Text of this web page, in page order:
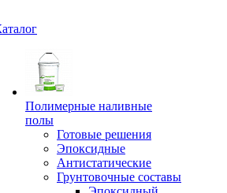
Полимерные наливные
полы
Готовые решения
Эпоксидные
Антистатические
Грунтовочные составы